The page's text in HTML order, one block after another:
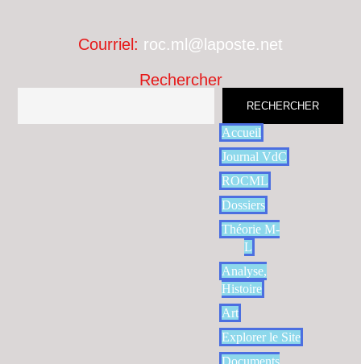
Courriel: roc.ml@laposte.net
Rechercher
RECHERCHER
Accueil
Journal VdC
ROCML
Dossiers
Théorie M-
L
Analyse,
Histoire
Art
Explorer le Site